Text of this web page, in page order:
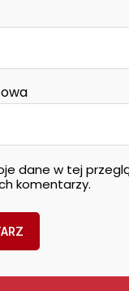
dane w tej
komentarzy.